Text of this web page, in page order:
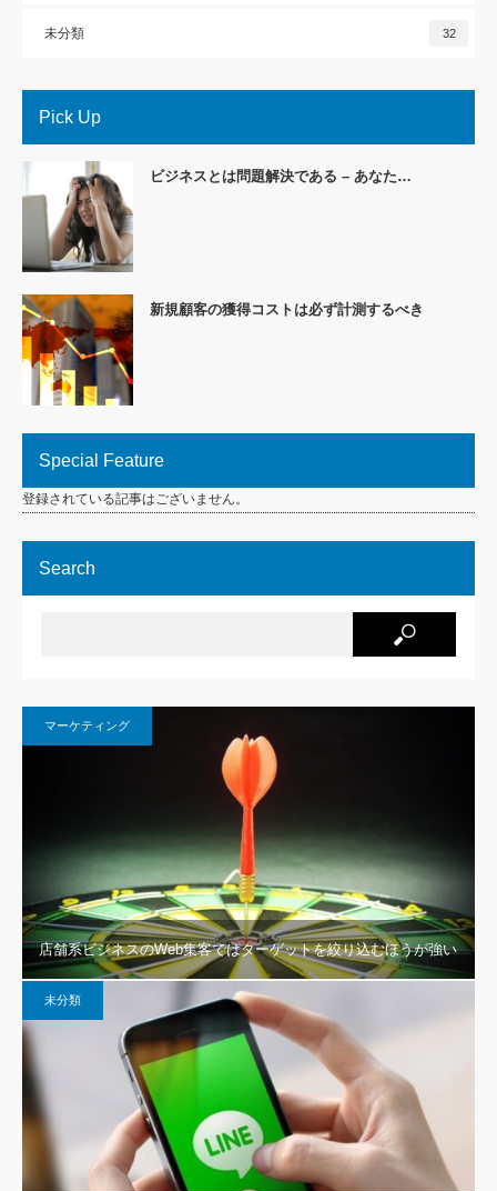
未分類 32
Pick Up
ビジネスとは問題解決である – あなた…
新規顧客の獲得コストは必ず計測するべき
Special Feature
登録されている記事はございません。
Search
マーケティング
店舗系ビジネスのWeb集客ではターゲットを絞り込むほうが強い
未分類